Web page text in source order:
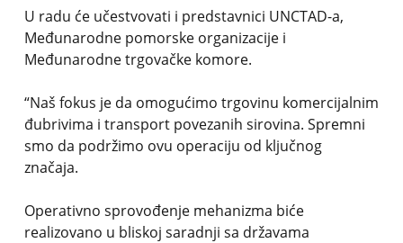
U radu će učestvovati i predstavnici UNCTAD-a,
Međunarodne pomorske organizacije i
Međunarodne trgovačke komore.
“Naš fokus je da omogućimo trgovinu komercijalnim
đubrivima i transport povezanih sirovina. Spremni
smo da podržimo ovu operaciju od ključnog
značaja.
Operativno sprovođenje mehanizma biće
realizovano u bliskoj saradnji sa državama